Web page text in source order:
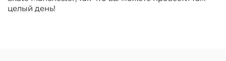
целый день!